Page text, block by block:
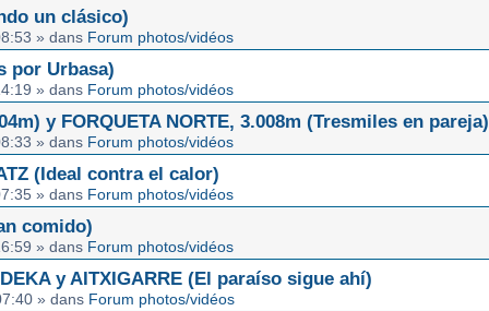
un clásico)
» dans Forum photos/vidéos
por Urbasa)
» dans Forum photos/vidéos
y FORQUETA NORTE, 3.008m (Tresmiles en pareja)
» dans Forum photos/vidéos
(Ideal contra el calor)
» dans Forum photos/vidéos
comido)
» dans Forum photos/vidéos
y AITXIGARRE (El paraíso sigue ahí)
» dans Forum photos/vidéos